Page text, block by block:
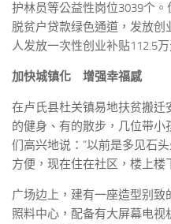
护林员等公益性岗位3039个
脱贫户贷款绿色通道，发放创
人发放一次性创业补贴112.5
加快城镇化 增强幸福感
在卢氏县杜关镇易地扶贫搬迁
的健身、有的散步，几位带
们高兴地说：“以前是多见石
方便，现在住在社区，楼上楼
广场边上，建有一座造型别致
照料中心，配备有大屏幕电